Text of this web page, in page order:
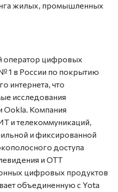
жилых, промышленных
оператор цифровых
1 в России по покрытию
интернета, что
исследования
Компания
и телекоммуникаций,
и фиксированной
доступа
и OTT
цифровых продуктов
объединенную с Yota